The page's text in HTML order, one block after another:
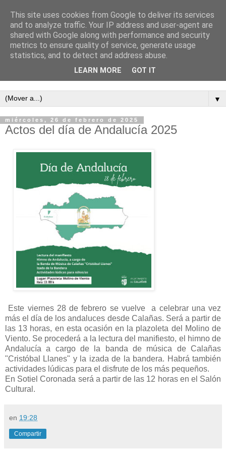
Semanario independiente de Calañas
▼
miércoles, 26 de febrero de 2025
Actos del día de Andalucía 2025
Este viernes 28 de febrero se vuelve a celebrar una vez
más el día de los andaluces desde Calañas. Será a partir de
las 13 horas, en esta ocasión en la plazoleta del Molino de
Viento. Se procederá a la lectura del manifiesto, el himno de
Andalucía a cargo de la banda de música de Calañas
"Cristóbal Llanes" y la izada de la bandera. Habrá también
actividades lúdicas para el disfrute de los más pequeños.
En Sotiel Coronada será a partir de las 12 horas en el Salón
Cultural.
en 19:28
Compartir
This site uses cookies from Google to deliver its services
and to analyze traffic. Your IP address and user-agent are
shared with Google along with performance and security
metrics to ensure quality of service, generate usage
statistics, and to detect and address abuse.
LEARN MORE GOT IT